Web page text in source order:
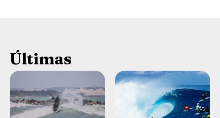
Últimas